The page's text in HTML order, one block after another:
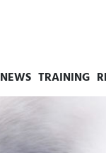
NEWS TRAINING